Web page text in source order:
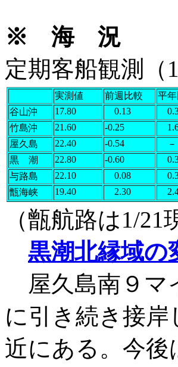
※ 海 況
定期客船観測
実測値 前週比較 平
谷山沖
17.80 0.13
竹島沖
21.60 -0.25
屋久島
22.40 -0.54 －
黒 潮
22.80 -0.60
与路島
22.10 0.08
甑海峡
19.40 2.30
（甑航路は1/21
黒潮北縁域の
屋久島南９
に引き続き接岸
近にある。今